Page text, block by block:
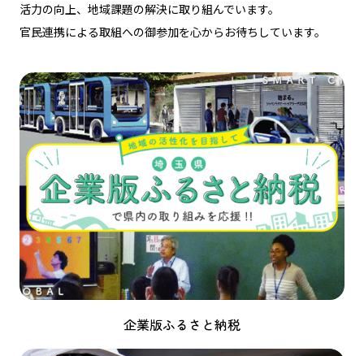
活力の向上、地域課題の解決に取り組んでいます。
官民連携による取組への御参加を心からお待ちしています。
企業版ふるさと納税